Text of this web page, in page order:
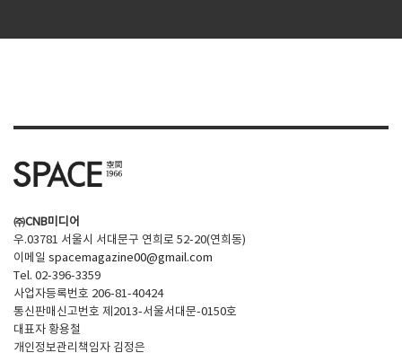
㈜CNB미디어
우.03781 서울시 서대문구 연희로 52-20(연희동)
이메일 spacemagazine00@gmail.com
Tel. 02-396-3359
사업자등록번호 206-81-40424
통신판매신고번호 제2013-서울서대문-0150호
대표자 황용철
개인정보관리책임자 김정은